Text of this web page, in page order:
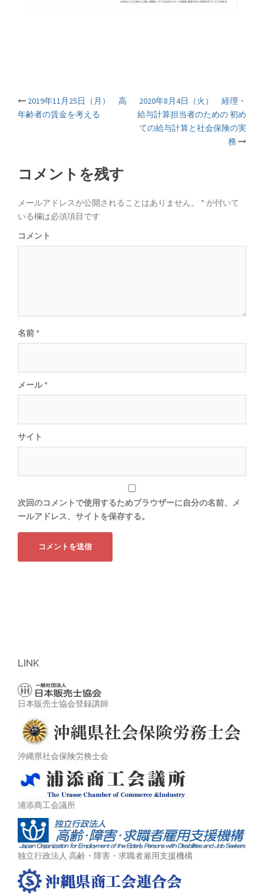
投
ナ
ビ
ゲ
ー
ン
2019年11月25日（月） 高
年齢者の賃金を考える
2020年8月4日（火） 経理・
給与計算担当者のための 初め
ての給与計算と社会保険の実
務
コメントを残す
メールアドレスが公開されることはありません。 * が付いて
いる欄は必須項目です
コメント
名前 *
メール*
サイト
次回のコメントで使用するためブラウザーに自分の名前、メ
ールアドレス、サイトを保存する。
LINK
日本販売士協会登録講師
沖縄県社会保険労務士会
浦添商工会議所
独立行政法人 高齢・障害・求職者雇用支援機構